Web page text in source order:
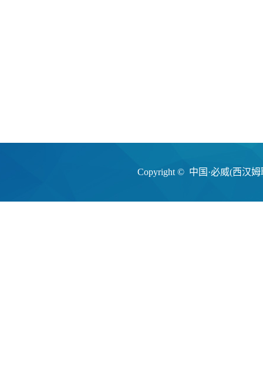
Copyright © 中国·必威(西汉